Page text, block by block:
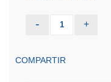
- 1 +
COMPARTIR